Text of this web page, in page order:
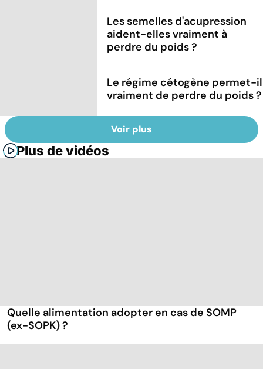
Les semelles d'acupression
aident-elles vraiment à
perdre du poids ?
Le régime cétogène permet-il
vraiment de perdre du poids ?
Voir plus
Plus de vidéos
Quelle alimentation adopter en cas de SOMP
(ex-SOPK) ?